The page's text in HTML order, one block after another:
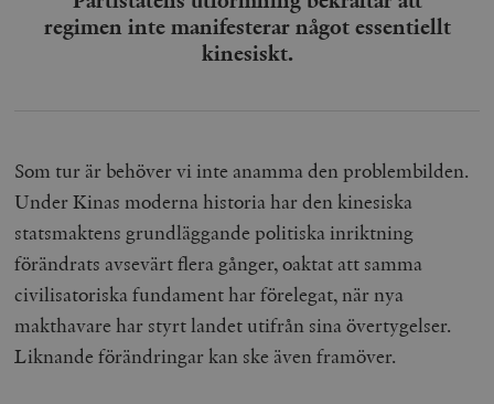
regimen inte manifesterar något essentiellt
kinesiskt.
Som tur är behöver vi inte anamma den problembilden.
Under Kinas moderna historia har den kinesiska
statsmaktens grundläggande politiska inriktning
förändrats avsevärt flera gånger, oaktat att samma
civilisatoriska fundament har förelegat, när nya
makthavare har styrt landet utifrån sina övertygelser.
Liknande förändringar kan ske även framöver.